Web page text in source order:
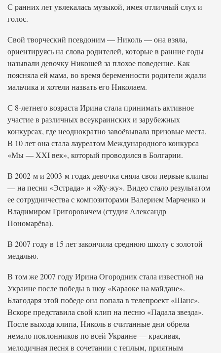
С ранних лет увлекалась музыкой, имея отличный слух и
голос.
Свой творческий псевдоним — Николь — она взяла,
ориентируясь на слова родителей, которые в ранние годы
называли девочку Никошей за плохое поведение. Как
поясняла ей мама, во время беременности родители ждали
мальчика и хотели назвать его Николаем.
С 8-летнего возраста Ирина стала принимать активное
участие в различных всеукраинских и зарубежных
конкурсах, где неоднократно завоёвывала призовые места.
В 10 лет она стала лауреатом Международного конкурса
«Мы — XXI век», который проводился в Болгарии.
В 2002-м и 2003-м годах девочка сняла свои первые клипы
— на песни «Эстрада» и «Жу-жу». Видео стало результатом
ее сотрудничества с композиторами Валерием Марченко и
Владимиром Григоровичем (студия Александр
Пономарёва).
В 2007 году в 15 лет закончила среднюю школу с золотой
медалью.
В том же 2007 году Ирина Огородник стала известной на
Украине после победы в шоу «Караоке на майдане».
Благодаря этой победе она попала в телепроект «Шанс».
Вскоре представила свой клип на песню «Падала звезда».
После выхода клипа, Николь в считанные дни обрела
немало поклонников по всей Украине — красивая,
мелодичная песня в сочетании с теплым, приятным